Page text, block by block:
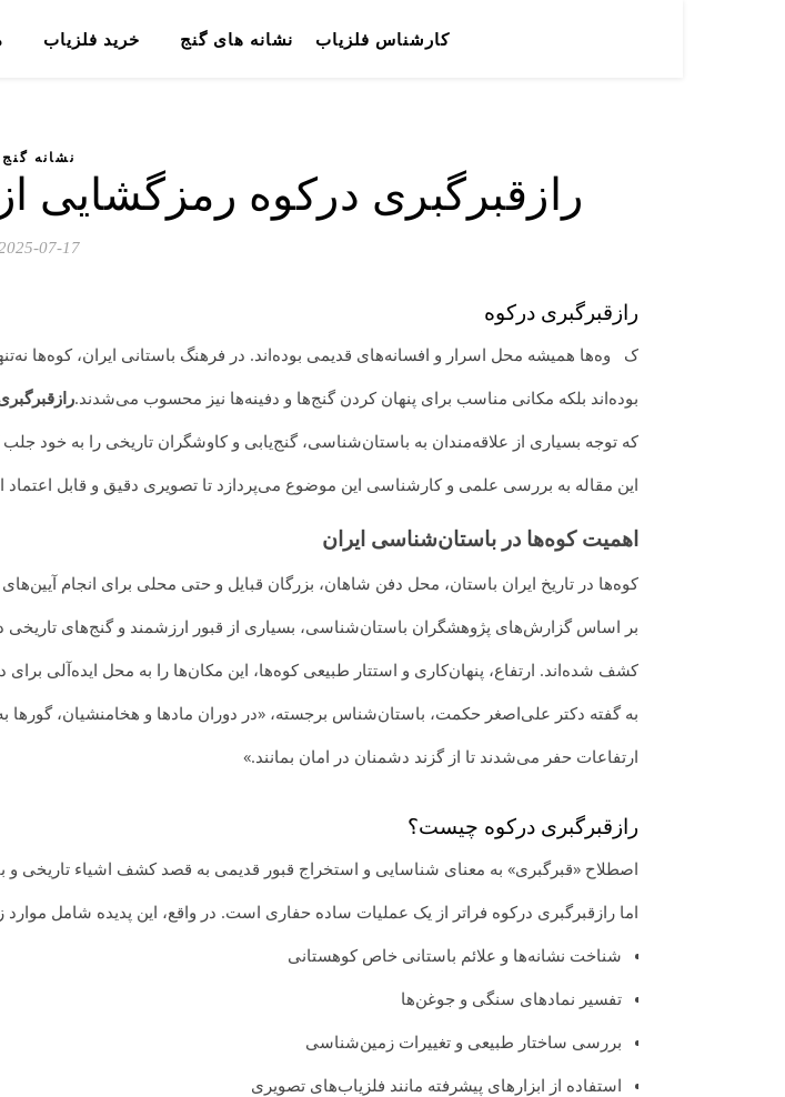
کارشناس فلزیاب نشانه های گنج خرید فلزیاب
نشانه گنج
رازقبرگبری درکوه رمزگشایی
07-17
رازقبرگبری درکوه
کوه‌ها همیشه محل اسرار و افسانه‌های قدیمی بوده‌اند. در فرهنگ باستانی ایران، کوه‌ها
بوده‌اند بلکه مکانی مناسب برای پنهان کردن گنج‌ها و دفینه‌ها نیز محسوب می‌شدند.
که توجه بسیاری از علاقه‌مندان به باستان‌شناسی، گنج‌یابی و کاوشگران تاریخی را به خود
این مقاله به بررسی علمی و کارشناسی این موضوع می‌پردازد تا تصویری دقیق و قابل اعتماد از
اهمیت کوه‌ها در باستان‌شناسی ایران
کوه‌ها در تاریخ ایران باستان، محل دفن شاهان، بزرگان قبایل و حتی محلی برای انجام
بر اساس گزارش‌های پژوهشگران باستان‌شناسی، بسیاری از قبور ارزشمند و گنج‌های تاریخی
کشف شده‌اند. ارتفاع، پنهان‌کاری و استتار طبیعی کوه‌ها، این مکان‌ها را به محل ایده‌آلی برای
به گفته دکتر علی‌اصغر حکمت، باستان‌شناس برجسته، «در دوران مادها و هخامنشیان،
ارتفاعات حفر می‌شدند تا از گزند دشمنان در امان بمانند.»
رازقبرگبری درکوه چیست؟
اصطلاح «قبرگبری» به معنای شناسایی و استخراج قبور قدیمی به قصد کشف اشیاء تاریخی و
اما رازقبرگبری درکوه فراتر از یک عملیات ساده حفاری است. در واقع، این پدیده شامل
شناخت نشانه‌ها و علائم باستانی خاص کوهستانی
تفسیر نمادهای سنگی و جوغن‌ها
بررسی ساختار طبیعی و تغییرات زمین‌شناسی
استفاده از ابزارهای پیشرفته مانند فلزیاب‌های تصویری